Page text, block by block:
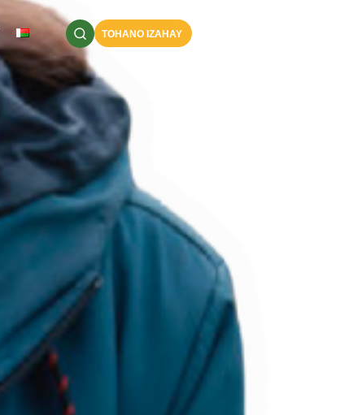
TOHANO IZAHAY